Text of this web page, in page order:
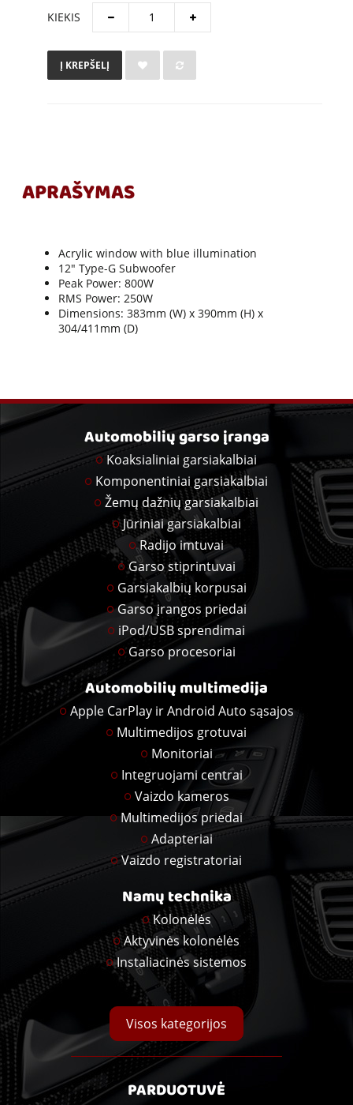
KIEKIS
Į KREPŠELĮ
APRAŠYMAS
Acrylic window with blue illumination
12" Type-G Subwoofer
Peak Power: 800W
RMS Power: 250W
Dimensions: 383mm (W) x 390mm (H) x
304/411mm (D)
Automobilių garso įranga
Koaksialiniai garsiakalbiai
Komponentiniai garsiakalbiai
Žemų dažnių garsiakalbiai
Jūriniai garsiakalbiai
Radijo imtuvai
Garso stiprintuvai
Garsiakalbių korpusai
Garso įrangos priedai
iPod/USB sprendimai
Garso procesoriai
Automobilių multimedija
Apple CarPlay ir Android Auto sąsajos
Multimedijos grotuvai
Monitoriai
Integruojami centrai
Vaizdo kameros
Multimedijos priedai
Adapteriai
Vaizdo registratoriai
Namų technika
Kolonėlės
Aktyvinės kolonėlės
Instaliacinės sistemos
Visos kategorijos
PARDUOTUVĖ